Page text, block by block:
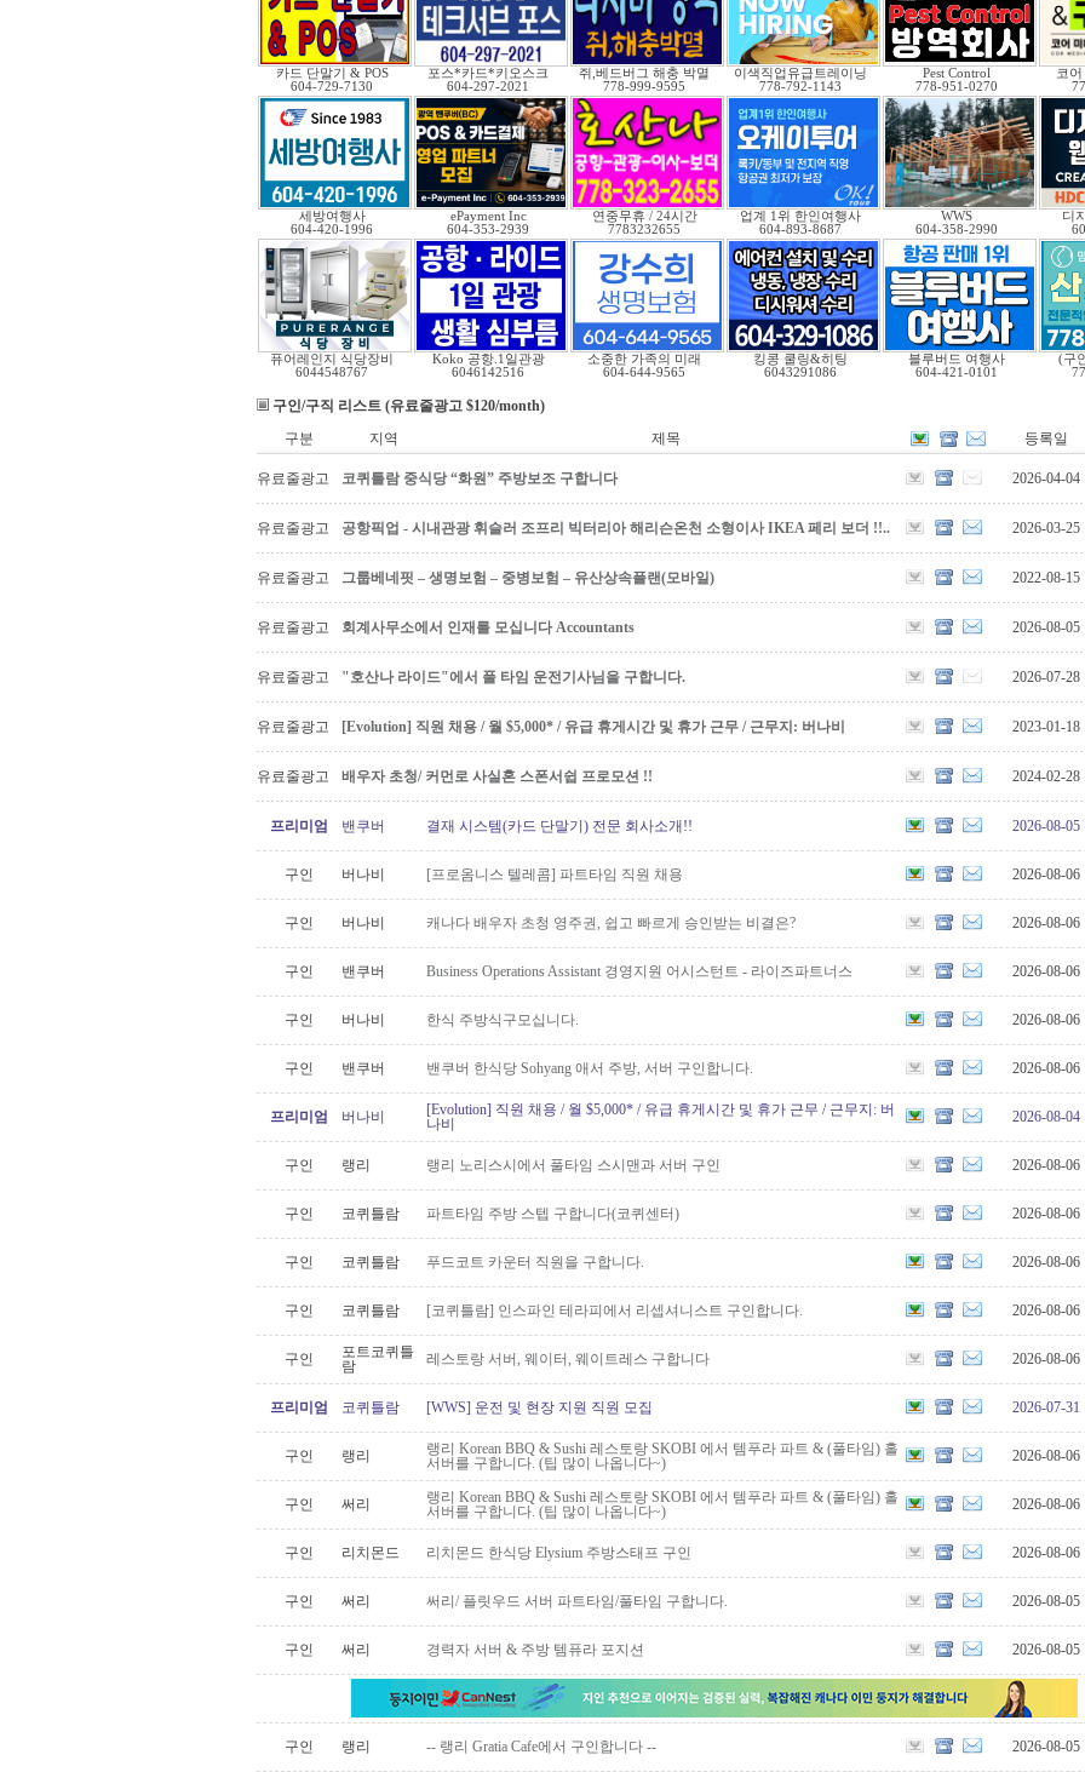
카드 단말기 & POS
604-729-7130
포스*카드*키오스크
604-297-2021
쥐,베드버그 해충 박멸
778-999-9595
이색직업유급트레이닝
778-792-1143
Pest Control
778-951-0270
코
세방여행사
604-420-1996
ePayment Inc
604-353-2939
연중무휴 / 24시간
7783232655
업계 1위 한인여행사
604-893-8687
WWS
604-358-2990
디
퓨어레인지 식당장비
6044548767
Koko 공항.1일관광
6046142516
소중한 가족의 미래
604-644-9565
킹콩 쿨링&히팅
6043291086
블루버드 여행사
604-421-0101
(구
구인/구직 리스트 (유료줄광고 $120/month)
구분
지역 제목 등록일
유료줄광고 코퀴틀람 중식당 “화원” 주방보조 구합니다 2026-04-04
유료줄광고 공항픽업 - 시내관광 휘슬러 조프리 빅터리아 해리슨온천 소형이사 IKEA 페리 보더 !!.. 2026-03-25
유료줄광고 그룹베네핏 – 생명보험 – 중병보험 – 유산상속플랜(모바일) 2022-08-15
유료줄광고 회계사무소에서 인재를 모십니다 Accountants 2026-08-05
유료줄광고 "호산나 라이드"에서 풀 타임 운전기사님을 구합니다. 2026-07-28
유료줄광고 [Evolution] 직원 채용 / 월 $5,000* / 유급 휴게시간 및 휴가 근무 / 근무지: 버나비 2023-01-18
유료줄광고 배우자 초청/ 커먼로 사실혼 스폰서쉽 프로모션 !! 2024-02-28
프리미엄 밴쿠버 결재 시스템(카드 단말기) 전문 회사소개!! 2026-08-05
구인 버나비 [프로옴니스 텔레콤] 파트타임 직원 채용 2026-08-06
구인 버나비 캐나다 배우자 초청 영주권, 쉽고 빠르게 승인받는 비결은? 2026-08-06
구인 밴쿠버 Business Operations Assistant 경영지원 어시스턴트 - 라이즈파트너스 2026-08-06
구인 버나비 한식 주방식구모십니다. 2026-08-06
구인 밴쿠버 밴쿠버 한식당 Sohyang 애서 주방, 서버 구인합니다. 2026-08-06
프리미엄 버나비
[Evolution] 직원 채용 / 월 $5,000* / 유급 휴게시간 및 휴가 근무 / 근무지: 버
나비
2026-08-04
구인 랭리 랭리 노리스시에서 풀타임 스시맨과 서버 구인 2026-08-06
구인 코퀴틀람 파트타임 주방 스텝 구합니다(코퀴센터) 2026-08-06
구인 코퀴틀람 푸드코트 카운터 직원을 구합니다. 2026-08-06
구인 코퀴틀람 [코퀴틀람] 인스파인 테라피에서 리셉셔니스트 구인합니다. 2026-08-06
구인
포트코퀴틀
람
레스토랑 서버, 웨이터, 웨이트레스 구합니다 2026-08-06
프리미엄 코퀴틀람 [WWS] 운전 및 현장 지원 직원 모집 2026-07-31
구인 랭리
랭리 Korean BBQ & Sushi 레스토랑 SKOBI 에서 템푸라 파트 & (풀타임) 홀
서버를 구합니다. (팁 많이 나옵니다~)
2026-08-06
구인 써리
랭리 Korean BBQ & Sushi 레스토랑 SKOBI 에서 템푸라 파트 & (풀타임) 홀
서버를 구합니다. (팁 많이 나옵니다~)
2026-08-06
구인 리치몬드 리치몬드 한식당 Elysium 주방스태프 구인 2026-08-06
구인 써리 써리/ 플릿우드 서버 파트타임/풀타임 구합니다. 2026-08-05
구인 써리 경력자 서버 & 주방 템퓨라 포지션 2026-08-05
구인 랭리 -- 랭리 Gratia Cafe에서 구인합니다 -- 2026-08-05